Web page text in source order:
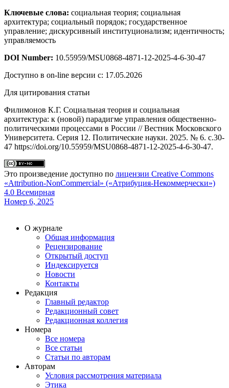
Ключевые слова: социальная теория; социальная
архитектура; социальный порядок; государственное
управление; дискурсивный институционализм; идентичность;
управляемость
DOI Number: 10.55959/MSU0868-4871-12-2025-4-6-30-47
Доступно в on-line версии с: 17.05.2026
Для цитирования статьи
Филимонов К.Г. Социальная теория и социальная
архитектура: к (новой) парадигме управления общественно-
политическими процессами в России // Вестник Московского
Университета. Серия 12. Политические науки. 2025. № 6. c.30-
47 https://doi.org/10.55959/MSU0868-4871-12-2025-4-6-30-47.
Это произведение доступно по лицензии Creative Commons
«Attribution-NonCommercial» («Атрибуция-Некоммерчески»)
4.0 Всемирная
Номер 6, 2025
О журнале
Общая информация
Рецензирование
Открытый доступ
Индексируется
Новости
Контакты
Редакция
Главный редактор
Редакционный совет
Редакционная коллегия
Номера
Все номера
Все статьи
Статьи по авторам
Авторам
Условия рассмотрения материала
Этика